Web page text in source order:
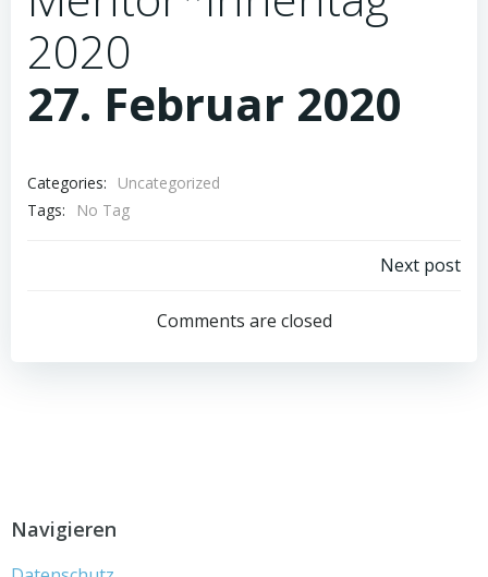
2020
27. Februar 2020
Categories:
Uncategorized
Tags:
No Tag
Next post
Comments are closed
Navigieren